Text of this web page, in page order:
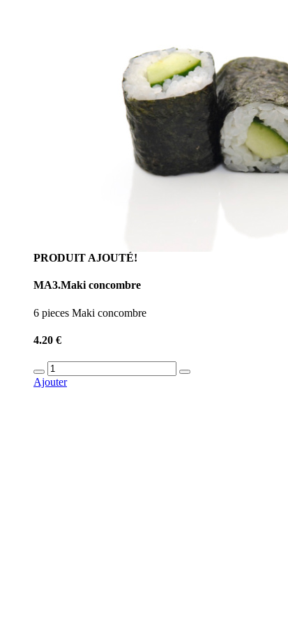
PRODUIT AJOUTÉ!
MA3.Maki concombre
6 pieces Maki concombre
4.20 €
Ajouter